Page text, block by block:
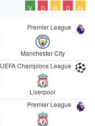
V D N D N
Premier League
Manchester City
UEFA Champions League
Liverpool
Premier League